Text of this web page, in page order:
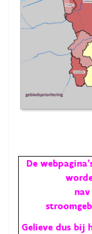
De
Gelieve dus bij